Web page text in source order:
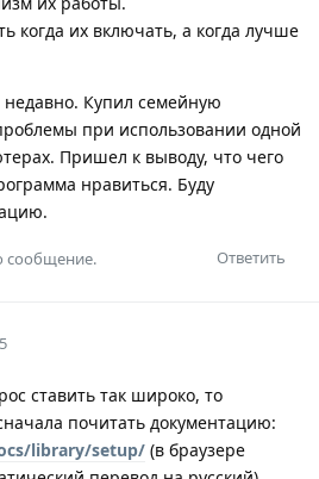
когда их включать, а когда лучше
Купил семейную
при использовании одной
Пришел к выводу, что чего
нравиться. Буду
Ответить
сообщение.
ставить так широко, то
почитать документацию:
library/setup/ (в браузере